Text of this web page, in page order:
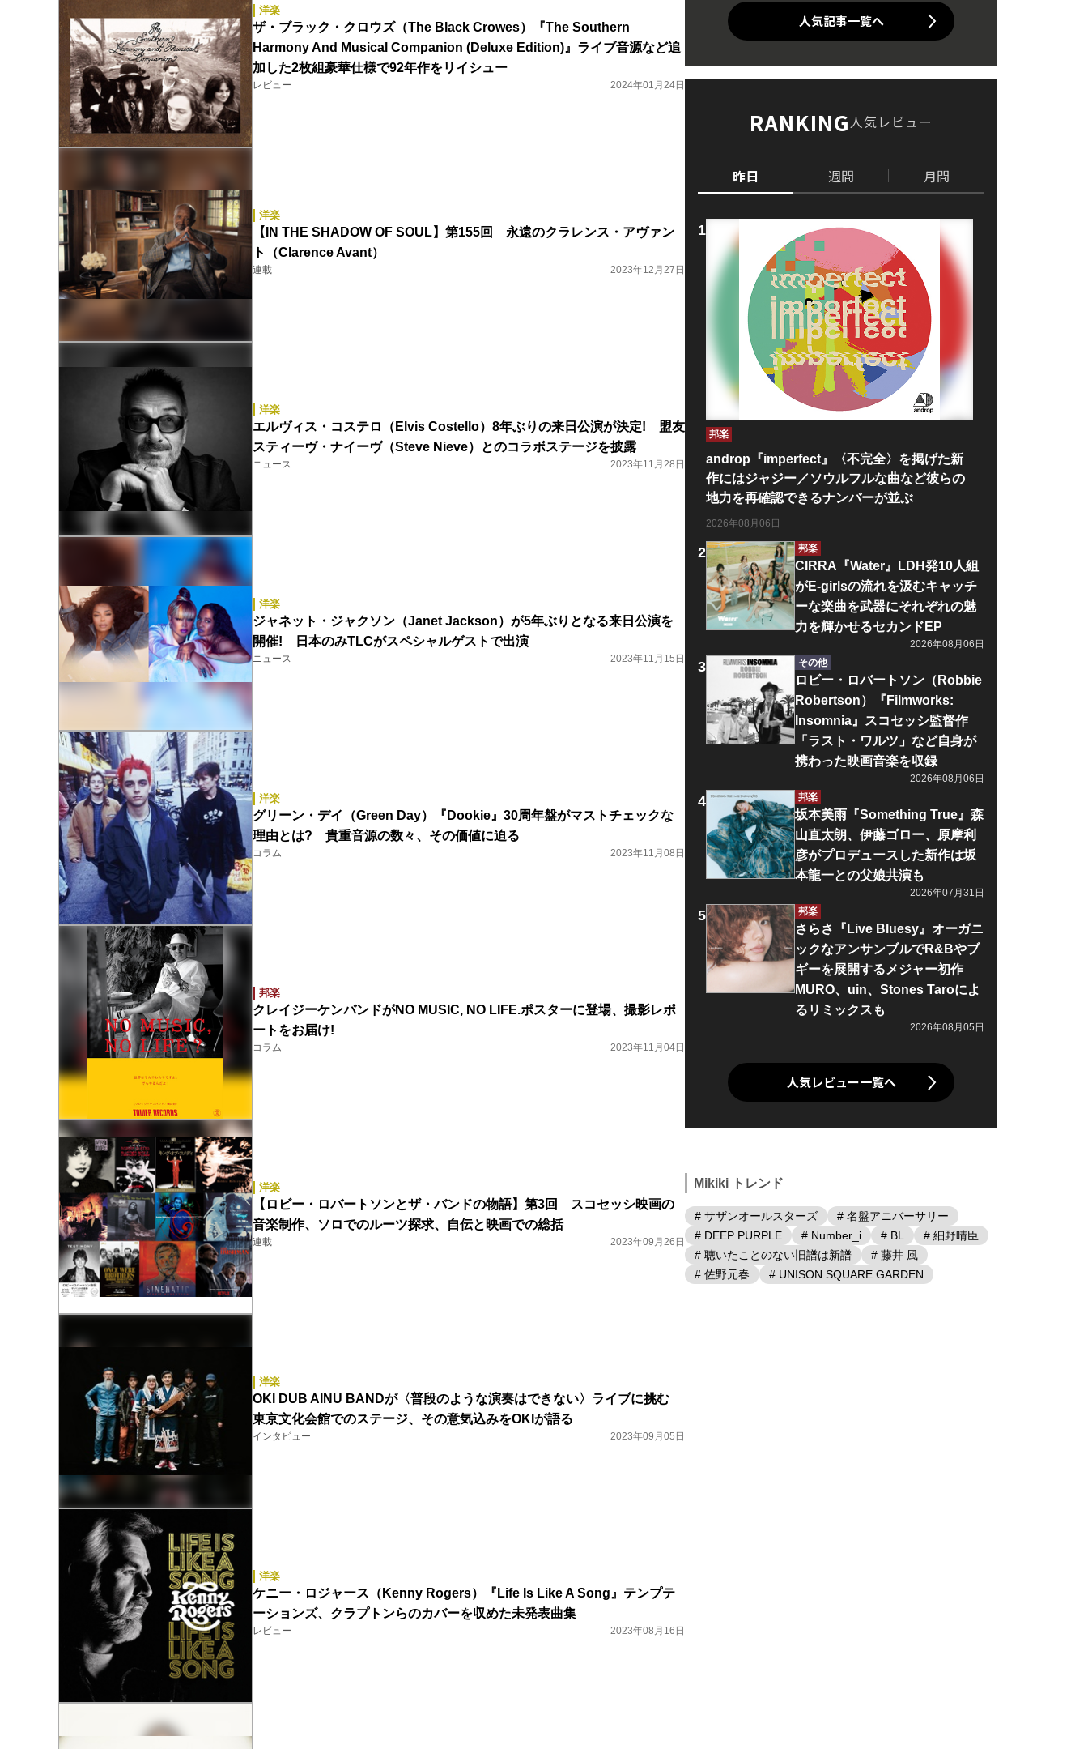
洋楽
ザ・ブラック・クロウズ（The Black Crowes）『The Southern
Harmony And Musical Companion (Deluxe Edition)』ライブ音源など追
加した2枚組豪華仕様で92年作をリイシュー
レビュー 2024年01月24日
洋楽
【IN THE SHADOW OF SOUL】第155回 永遠のクラレンス・アヴァン
ト（Clarence Avant）
連載 2023年12月27日
洋楽
エルヴィス・コステロ（Elvis Costello）8年ぶりの来日公演が決定! 盟友
スティーヴ・ナイーヴ（Steve Nieve）とのコラボステージを披露
ニュース 2023年11月28日
洋楽
ジャネット・ジャクソン（Janet Jackson）が5年ぶりとなる来日公演を
開催! 日本のみTLCがスペシャルゲストで出演
ニュース 2023年11月15日
洋楽
グリーン・デイ（Green Day）『Dookie』30周年盤がマストチェックな
理由とは? 貴重音源の数々、その価値に迫る
コラム 2023年11月08日
邦楽
クレイジーケンバンドがNO MUSIC, NO LIFE.ポスターに登場、撮影レポ
ートをお届け!
コラム 2023年11月04日
洋楽
【ロビー・ロバートソンとザ・バンドの物語】第3回 スコセッシ映画の
音楽制作、ソロでのルーツ探求、自伝と映画での総括
連載 2023年09月26日
洋楽
OKI DUB AINU BANDが〈普段のような演奏はできない〉ライブに挑む
東京文化会館でのステージ、その意気込みをOKIが語る
インタビュー 2023年09月05日
洋楽
ケニー・ロジャース（Kenny Rogers）『Life Is Like A Song』テンプテ
ーションズ、クラプトンらのカバーを収めた未発表曲集
レビュー 2023年08月16日
人気記事一覧へ
RANKING人気レビュー
昨日 週間 月間
邦楽
androp『imperfect』〈不完全〉を掲げた新
作にはジャジー／ソウルフルな曲など彼らの
地力を再確認できるナンバーが並ぶ
2026年08月06日
邦楽
CIRRA『Water』LDH発10人組
がE-girlsの流れを汲むキャッチ
ーな楽曲を武器にそれぞれの魅
力を輝かせるセカンドEP
2026年08月06日
その他
ロビー・ロバートソン（Robbie
Robertson）『Filmworks:
Insomnia』スコセッシ監督作
「ラスト・ワルツ」など自身が
携わった映画音楽を収録
2026年08月06日
邦楽
坂本美雨『Something True』森
山直太朗、伊藤ゴロー、原摩利
彦がプロデュースした新作は坂
本龍一との父娘共演も
2026年07月31日
邦楽
さらさ『Live Bluesy』オーガニ
ックなアンサンブルでR&Bやブ
ギーを展開するメジャー初作
MURO、uin、Stones Taroによ
るリミックスも
2026年08月05日
人気レビュー一覧へ
Mikiki トレンド
# サザンオールスターズ
# 名盤アニバーサリー
# DEEP PURPLE
# Number_i # BL
# 細野晴臣
# 聴いたことのない旧譜は新譜
# 藤井 風
# 佐野元春
# UNISON SQUARE GARDEN